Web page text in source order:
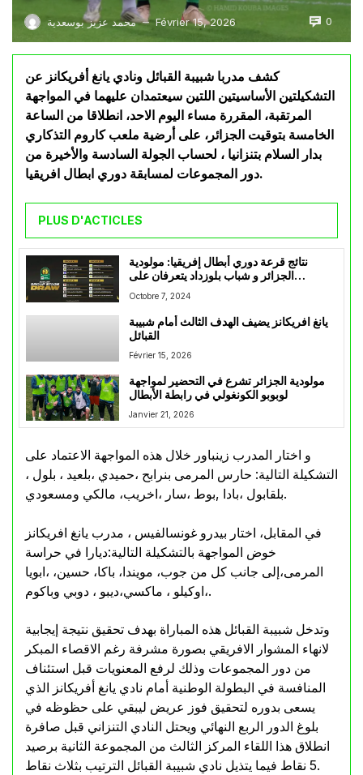
محمد عزيز بوسعدية — Février 15, 2026 0
كشف مدربا شبيبة القبائل ونادي يانغ أفريكانز عن
التشكيلتين الأساسيتين اللتين سيعتمدان عليهما في المواجهة
المرتقبة، المقررة مساء اليوم الاحد، انطلاقا من الساعة
الخامسة بتوقيت الجزائر، على أرضية ملعب كاروم التذكاري
بدار السلام بتنزانيا ، لحساب الجولة السادسة والأخيرة من
دور المجموعات لمسابقة دوري ابطال افريقيا.
PLUS D'ACTICLES
نتائج قرعة دوري أبطال إفريقيا: مولودية
الجزائر و شباب بلوزداد يتعرفان على
منافسيهما
Octobre 7, 2024
يانغ افريكانز يضيف الهدف الثالث أمام شبيبة
القبائل
Février 15, 2026
مولودية الجزائر تشرع في التحضير لمواجهة
لوبوبو الكونغولي في رابطة الأبطال
Janvier 21, 2026
و اختار المدرب زينباور خلال هذه المواجهة الاعتماد على
التشكيلة التالية: حارس المرمى بنرابح ،حميدي ،بلعيد ، بلول ،
بلقابول ،بادا ,بوط ،سار ،اخريب، مالكي ومسعودي.
في المقابل، اختار بيدرو غونسالفيس ، مدرب يانغ افريكانز
خوض المواجهة بالتشكيلة التالية:ديارا في حراسة
المرمى،إلى جانب كل من جوب، مويندا، باكا، حسين، ،ابويا
،اوكيلو ، ماكسي،ديبو ، دوبي وباكوم.
وتدخل شبيبة القبائل هذه المباراة بهدف تحقيق نتيجة إيجابية
لانهاء المشوار الافريقي بصورة مشرفة رغم الاقصاء المبكر
من دور المجموعات وذلك لرفع المعنويات قبل استئناف
المنافسة في البطولة الوطنية أمام نادي يانغ أفريكانز الذي
يسعى بدوره لتحقيق فوز عريض ليبقي على حظوظه في
بلوغ الدور الربع النهائي ويحتل النادي التنزاني قبل صافرة
انطلاق هذا اللقاء المركز الثالث من المجموعة الثانية برصيد
5 نقاط فيما يتذيل نادي شبيبة القبائل الترتيب بثلاث نقاط.